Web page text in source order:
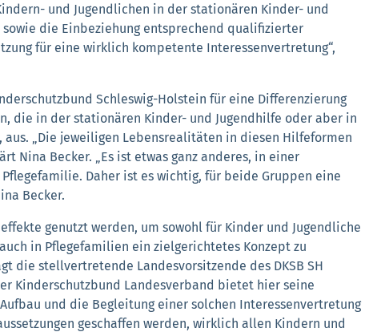
und Jugendlichen in der stationären Kinder- und
die Einbeziehung entsprechend qualifizierter
für eine wirklich kompetente Interessenvertretung“,
Schleswig-Holstein für eine Differenzierung
die in der stationären Kinder- und Jugendhilfe oder aber in
„Die jeweiligen Lebensrealitäten in diesen Hilfeformen
Nina Becker. „Es ist etwas ganz anderes, in einer
Daher ist es wichtig, für beide Gruppen eine
Becker.
genutzt werden, um sowohl für Kinder und Jugendliche
in Pflegefamilien ein zielgerichtetes Konzept zu
die stellvertretende Landesvorsitzende des DKSB SH
Kinderschutzbund Landesverband bietet hier seine
und die Begleitung einer solchen Interessenvertretung
geschaffen werden, wirklich allen Kindern und